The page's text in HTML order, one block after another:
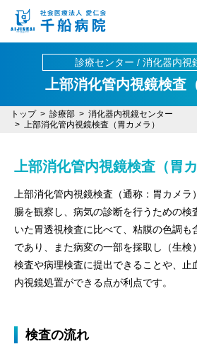
診療センター / 消化器内視
上部消化管内視鏡検査
トップ 診療部
消化器内視鏡センター
上部消化管内視鏡検査（胃カメラ）
上部消化管内視鏡検査（胃カ
上部消化管内視鏡検査（通称：胃カメ
腸を観察し、病気の診断を行うための検
いた胃透視検査に比べて、粘膜の色調も
であり、また病変の一部を採取し（生検
検査や病理検査に提出できることや、止
内視鏡処置ができる点が利点です。
検査の流れ